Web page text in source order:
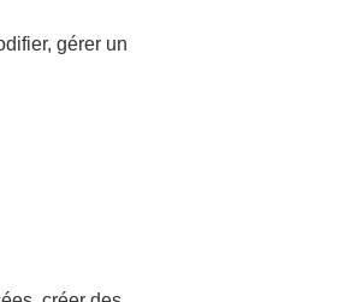
gérer un
créer des